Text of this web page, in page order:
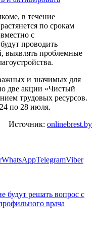
в течение
по срокам
с
проводить
выявлять проблемные
и значимых для
две акции «Чистый
трудовых ресурсов.
по 28 июля.
Источник: onlinebrest.by
WhatsAppTelegramViber
будут решать вопрос с
врача